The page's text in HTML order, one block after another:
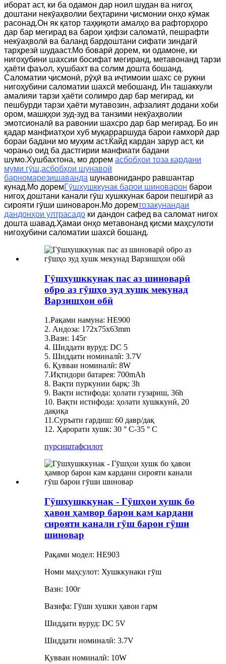
иборат аст, ки ба одамон дар ноил шудан ва нигоҳ
доштани некӯаҳволии беҳтарини ҷисмонии онҳо кӯмак
расонад.Он як қатор таҳқиқоти амалҳо ва рафторҳоро
дар бар мегирад ва барои ҳифзи саломатӣ, пешрафти
некӯаҳволӣ ва баланд бардоштани сифати зиндагӣ
тарҳрезӣ шудааст.Мо боварӣ дорем, ки одамоне, ки
нигоҳубини шахсии босифат мегиранд, метавонанд тарзи
ҳаёти фаъол, хушбахт ва солим дошта бошанд.
Саломатии ҷисмонӣ, рӯҳӣ ва иҷтимоии шахс се рукни
нигоҳубини саломатии шахсӣ мебошанд. Ин ташаккули
амалияи тарзи ҳаёти солимро дар бар мегирад, ки
пешбурди тарзи ҳаёти мутавозин, афзалият додани хоби
ором, машқҳои зуд-зуд ва танзими некӯаҳволии
эмотсионалӣ ва равонии шахсро дар бар мегирад. Бо ин
қадар манфиатҳои хуб муқарраршуда барои ғамхорӣ дар
бораи бадани мо муҳим аст.Ќайд кардан зарур аст, ки
чорањо оид ба дастгирии манфиати бадани
шумо.Хушбахтона, мо дорем асбобҳои тоза кардани
муми гӯш,асбобҳои шунавоӣ
барномарезишаванда шунавониданро равшантар
кунад.Мо доремГӯшхушккунак барои шиноварон барои
нигоҳ доштани канали гӯш хушккунак барои пешгирӣ аз
сирояти гӯши шиноварон.Мо доремтозакунандаи
дандонҳои ултрасадо ки дандон сафед ва саломат нигох
дошта шавад.Ҳамаи онҳо метавонанд қисми маҳсулоти
нигоҳубини саломатии шахсӣ бошанд.
Гӯшхушккунак пас аз шиноварӣ
обро аз гӯшҳо зуд хушк мекунад
Варзишҳои обӣ
1.Рақами намуна: HE900
2. Андоза: 172x75x63mm
3.Вазн: 145г
4. Шиддати вуруд: DC 5
5. Шиддати номиналӣ: 3.7V
6. Қувваи номиналӣ: 8W
7.Иқтидори батарея: 700mAh
8. Вақти пуркунии барқ: 3h
9. Вақти истифода: ҳолати гузариш, 36h
10. Вақти истифода: ҳолати хушккунӣ, 20
дақиқа
11.Суръати гардиш: 60 давр/дақ
12. Ҳарорати хушк: 30 ° C-35 ° C
пурсиштафсилот
Гӯшхушккунак - Гӯшҳои хушк бо
ҳавои ҳамвор барои кам кардани
сирояти канали гӯш барои гӯши
шиновар
Рақами модел: HE903
Номи маҳсулот: Хушккунаки гӯш
Вазн: 100г
Вазифа: Гӯши хушки ҳавои гарм
Шиддати вуруд: DC 5V
Шиддати номиналӣ: 3.7V
Қувваи номиналӣ: 10W